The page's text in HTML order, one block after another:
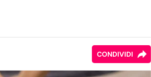
CONDIVIDI